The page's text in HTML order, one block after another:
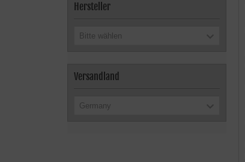
Hersteller
Bitte wählen
Versandland
Germany